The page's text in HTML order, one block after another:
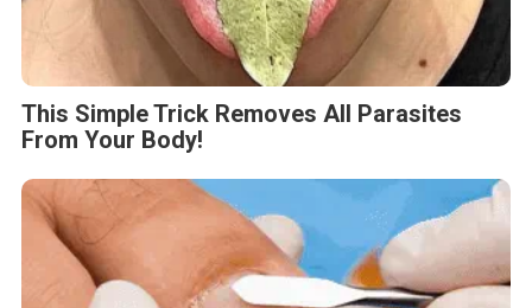
This Simple Trick Removes All Parasites
From Your Body!